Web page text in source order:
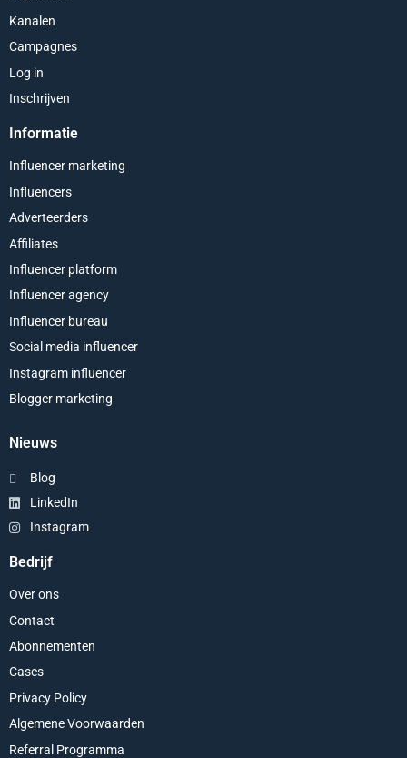
Kanalen
Campagnes
Log in
Inschrijven
Informatie
Influencer marketing
Influencers
Adverteerders
Affiliates
Influencer platform
Influencer agency
Influencer bureau
Social media influencer
Instagram influencer
Blogger marketing
Nieuws
Blog
LinkedIn
Instagram
Bedrijf
Over ons
Contact
Abonnementen
Cases
Privacy Policy
Algemene Voorwaarden
Referral Programma